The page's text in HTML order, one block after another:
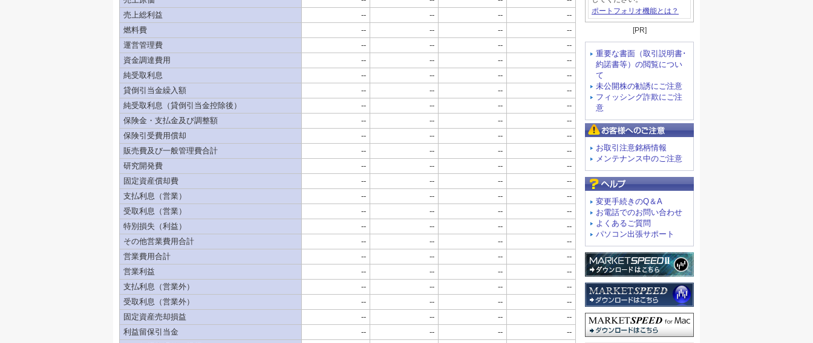
ポートフォリオ機能とは？
[PR]
重要な書面（取引説明書･
約諾書等）の閲覧につい
て
未公開株の勧誘にご注意
フィッシング詐欺にご注
意
お取引注意銘柄情報
メンテナンス中のご注意
変更手続きのQ＆A
お電話でのお問い合わせ
よくあるご質問
パソコン出張サポート